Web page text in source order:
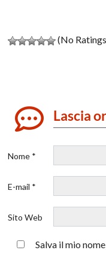
(No
Lascia
Nome *
E-mail *
Sito Web
Salva il mio